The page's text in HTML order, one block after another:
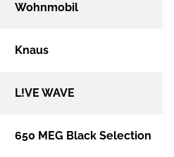
Wohnmobil
Knaus
L!VE WAVE
650 MEG Black Selection